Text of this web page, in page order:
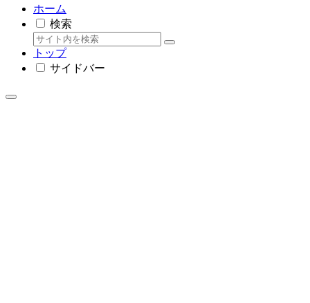
ホーム
検索
トップ
サイドバー